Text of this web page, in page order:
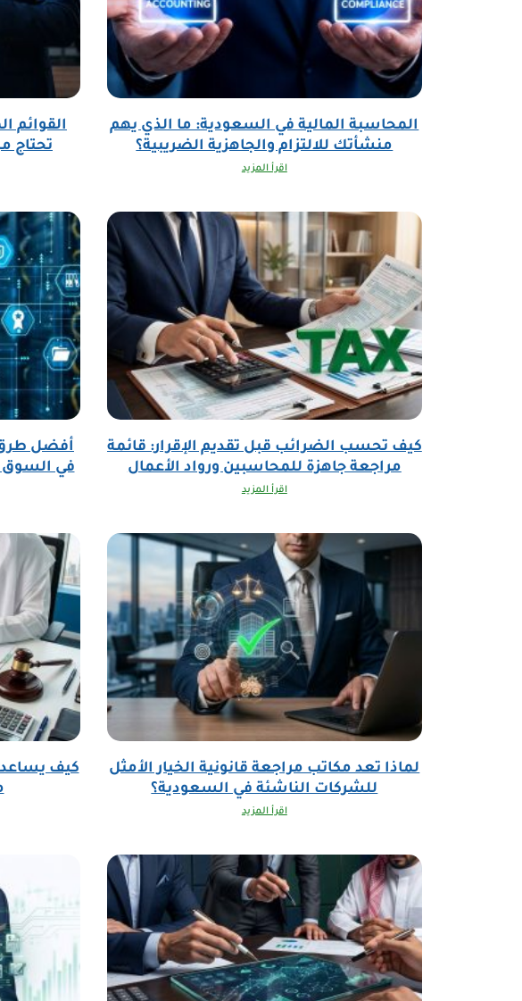
المحاسبة المالية في السعودية: ما الذي يهم
منشأتك للالتزام والجاهزية الضريبية؟
اقرأ المزيد
القوائم
تحتاج
كيف تحسب الضرائب قبل تقديم الإقرار: قائمة
مراجعة جاهزة للمحاسبين ورواد الأعمال
اقرأ المزيد
أفضل طرق
في السوق
لماذا تعد مكاتب مراجعة قانونية الخيار الأمثل
للشركات الناشئة في السعودية؟
اقرأ المزيد
كيف